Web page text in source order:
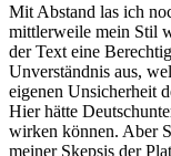
Mit Abstand las ich
mittlerweile mein Stil
der Text eine
Unverständnis aus,
eigenen Unsicherheit
Hier hätte
wirken können. Aber
meiner Skepsis der